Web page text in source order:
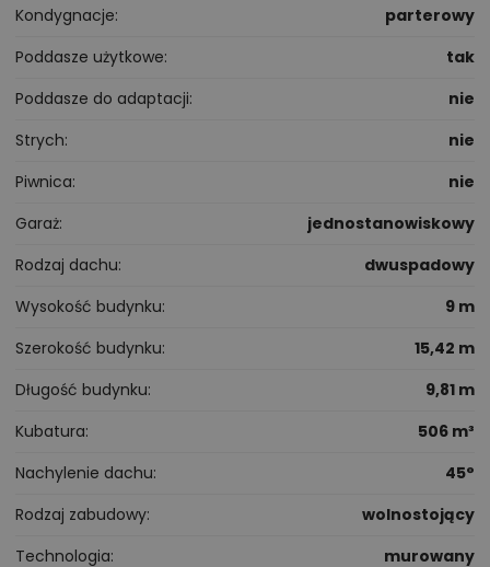
Kondygnacje
parterowy
Poddasze użytkowe
tak
Poddasze do adaptacji
nie
Strych
nie
Piwnica
nie
Garaż
jednostanowiskowy
Rodzaj dachu
dwuspadowy
Wysokość budynku
9 m
Szerokość budynku
15,42 m
Długość budynku
9,81 m
Kubatura
506 m³
Nachylenie dachu
45°
Rodzaj zabudowy
wolnostojący
Technologia
murowany